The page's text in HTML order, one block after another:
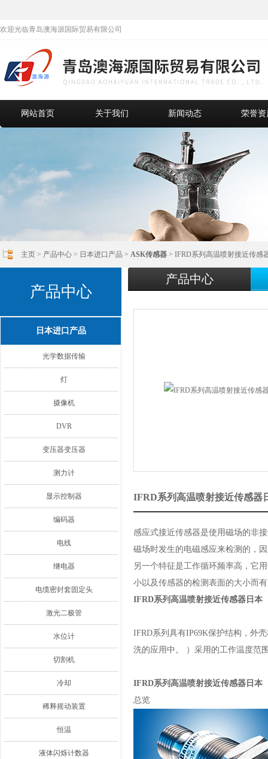
欢迎光临青岛澳海源国际贸易有限公司
网站首页 关于我们 新闻动态 荣誉资
主页 > 产品中心 > 日本进口产品 > ASK传感器 > IFRD系列高温喷射接近传感
产品中心
日本进口产品
光学数据传输
灯
摄像机
DVR
变压器变压器
测力计
显示控制器
编码器
电线
继电器
电缆密封套固定头
激光二极管
水位计
切割机
冷却
稀释摇动装置
恒温
液体闪烁计数器
产品中心
IFRD系列高温喷射接近传感器
感应式接近传感器是使用磁场的非
磁场时发生的电磁感应来检测的，
另一个特征是工作循环频率高，它
小以及传感器的检测表面的大小而
IFRD系列高温喷射接近传感器日本
IFRD系列具有IP69K保护结构，外
洗的应用中。 ）采用的工作温度范
IFRD系列高温喷射接近传感器日本
总览